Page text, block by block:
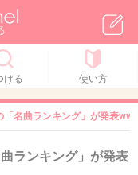
ける 使い方
名曲ランキング」が発表ww
ランキング」が発表